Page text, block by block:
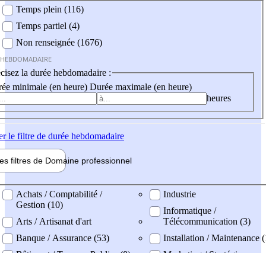
Temps plein (116)
Temps partiel (4)
Non renseignée (1676)
la durée hebdomadaire :
minimale (en heure) Durée maximale (en heure)
heures
le filtre de durée hebdomadaire
filtres de Domaine professionnel
professionel
Achats / Comptabilité /
Gestion (10)
Arts / Artisanat d'art
Banque / Assurance (53)
Industrie
Informatique /
Télécommunication (3)
Installation / Maintenance